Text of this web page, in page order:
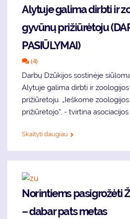
Alytuje galima dirbti ir
gyvūnų prižiūrėtoju
PASIŪLYMAI)
(4)
Darbų Dzūkijos sostinėje
Alytuje galima dirbti ir
prižiūrėtoju. „Ieškome
prižiūrėtojo“, - tvirtina asociacijos
Skaityti daugiau
Norintiems pasigrožėti
– dabar pats metas